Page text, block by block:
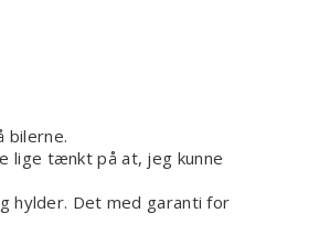
bilerne.
lige tænkt på at, jeg kunne
hylder. Det med garanti for